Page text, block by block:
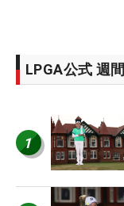
LPGA公式 週
1